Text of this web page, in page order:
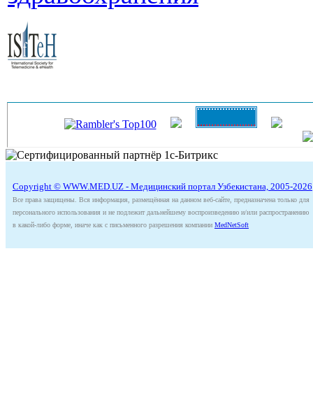
Copyright © WWW.MED.UZ - Медицинский портал Узбекистана, 2005-2026
Все права защищены. Вся информация, размещённая на данном веб-сайте, предназначена только для
персонального использования и не подлежит дальнейшему воспроизведению и/или распространению
в какой-либо форме, иначе как с письменного разрешения компании MedNetSoft